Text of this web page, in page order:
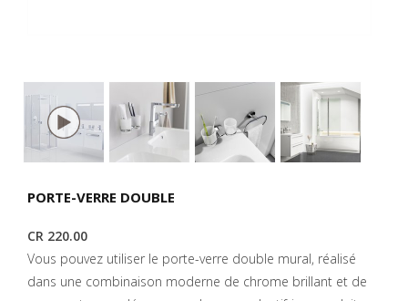
PORTE-VERRE DOUBLE
CR 220.00
Vous pouvez utiliser le porte-verre double mural, réalisé
dans une combinaison moderne de chrome brillant et de